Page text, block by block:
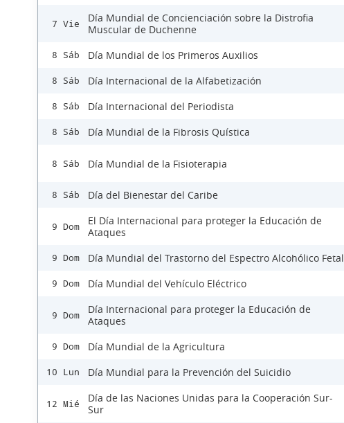
7 Vie
Día Mundial de Concienciación sobre la Distrofia
Muscular de Duchenne
8 Sáb Día Mundial de los Primeros Auxilios
8 Sáb Día Internacional de la Alfabetización
8 Sáb Día Internacional del Periodista
8 Sáb Día Mundial de la Fibrosis Quística
8 Sáb Día Mundial de la Fisioterapia
8 Sáb Día del Bienestar del Caribe
9 Dom
El Día Internacional para proteger la Educación de
Ataques
9 Dom Día Mundial del Trastorno del Espectro Alcohólico Fetal
9 Dom Día Mundial del Vehículo Eléctrico
9 Dom
Día Internacional para proteger la Educación de
Ataques
9 Dom Día Mundial de la Agricultura
10 Lun Día Mundial para la Prevención del Suicidio
12 Mié
Día de las Naciones Unidas para la Cooperación Sur-
Sur